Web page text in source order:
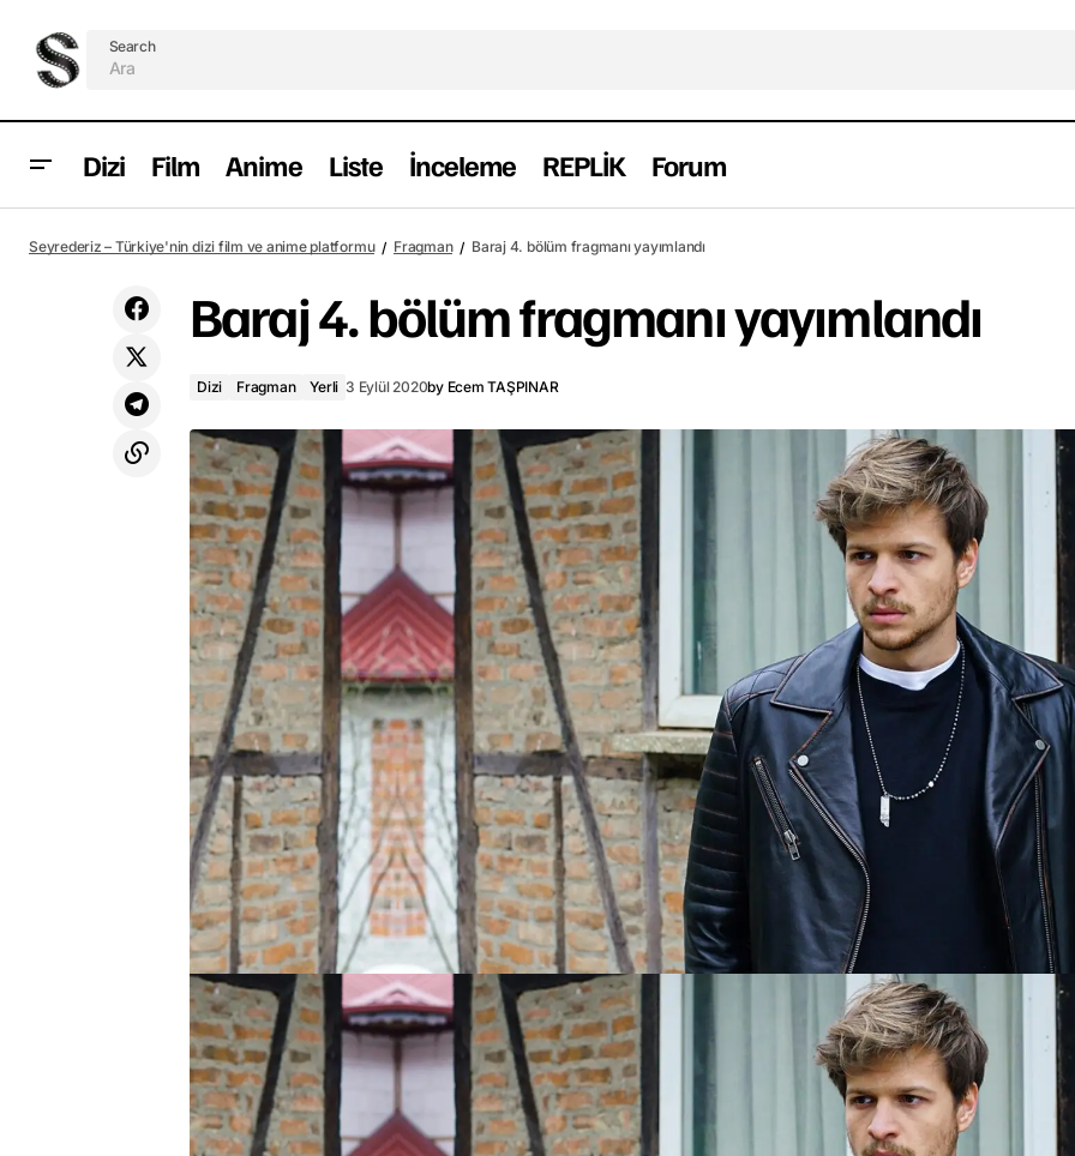
Search
Dizi Film Anime Liste İnceleme REPLİK Forum
paylaşıldı
Dizi Fragman Yerli
Seyrederiz – Türkiye'nin dizi film ve anime platformu Fragman Baraj 4. bölüm fragmanı yayımlandı
Baraj 4. bölüm fragmanı yayımlandı
Dizi Fragman Yerli 3 Eylül 2020by Ecem TAŞPINAR